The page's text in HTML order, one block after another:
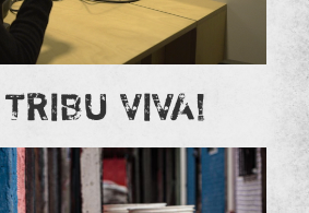
VIVA!